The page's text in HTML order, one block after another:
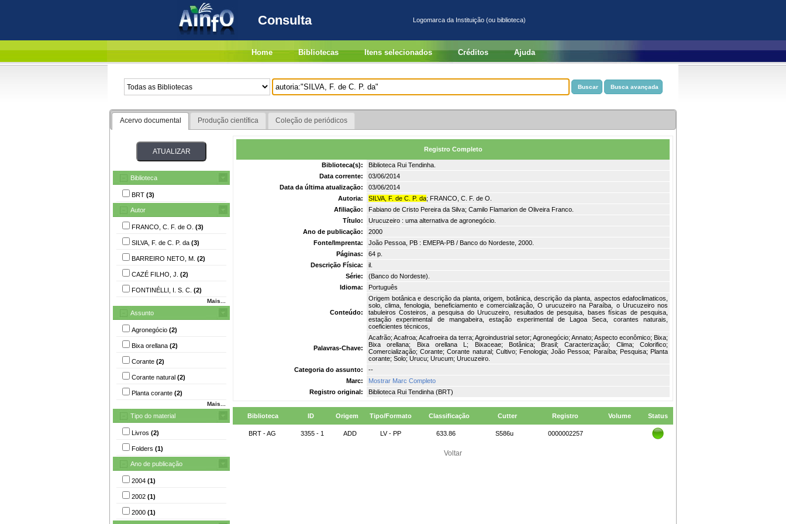
Consulta Logomarca da Instituição (ou biblioteca)
Home Bibliotecas Itens selecionados Créditos Ajuda
Acervo documental Produção científica Coleção de periódicos
Biblioteca
BRT (3)
Autor
FRANCO, C. F. de O. (3)
SILVA, F. de C. P. da (3)
BARREIRO NETO, M. (2)
CAZÉ FILHO, J. (2)
FONTINÉLLI, I. S. C. (2)
Mais...
Assunto
Agronegócio (2)
Bixa orellana (2)
Corante (2)
Corante natural (2)
Planta corante (2)
Mais...
Tipo do material
Livros (2)
Folders (1)
Ano de publicação
2004 (1)
2002 (1)
2000 (1)
Registro Completo
Biblioteca(s):
Biblioteca Rui Tendinha.
Data corrente:
03/06/2014
Data da última atualização:
03/06/2014
Autoria:
SILVA, F. de C. P. da; FRANCO, C. F. de O.
Afiliação:
Fabiano de Cristo Pereira da Silva; Camilo Flamarion de Oliveira Franco.
Título:
Urucuzeiro : uma alternativa de agronegócio.
Ano de publicação:
2000
Fonte/Imprenta:
João Pessoa, PB : EMEPA-PB / Banco do Nordeste, 2000.
Páginas:
64 p.
Descrição Física:
il.
Série:
(Banco do Nordeste).
Idioma:
Português
Conteúdo:
Origem botânica e descrição da planta, origem, botânica, descrição da planta, aspectos edafoclimaticos,
solo, clima, fenologia, beneficiamento e comercialização, O urucuzeiro na Paraíba, o Urucuzeiro nos
tabuleiros Costeiros, a pesquisa do Urucuzeiro, resultados de pesquisa, bases físicas de pesquisa,
estação experimental de mangabeira, estação experimental de Lagoa Seca, corantes naturais,
coeficientes técnicos,
Palavras-Chave:
Acafrão; Acafroa; Acafroeira da terra; Agroindustrial setor; Agronegócio; Annato; Aspecto econômico; Bixa;
Bixa orellana; Bixa orellana L; Bixaceae; Botânica; Brasil; Caracterização; Clima; Colorifico;
Comercialização; Corante; Corante natural; Cultivo; Fenologia; João Pessoa; Paraíba; Pesquisa; Planta
corante; Solo; Urucu; Urucum; Urucuzeiro.
Categoria do assunto:
--
Marc:
Mostrar Marc Completo
Registro original:
Biblioteca Rui Tendinha (BRT)
Biblioteca ID Origem Tipo/Formato Classificação Cutter Registro Volume Status
BRT - AG 3355 - 1 ADD LV - PP 633.86 S586u 0000002257
Voltar